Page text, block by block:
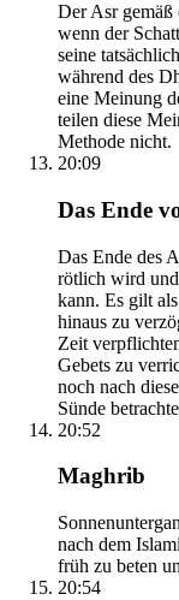
Der Asr
wenn der
seine
während des
eine Meinung
teilen diese
Methode nicht.
20:09
Das Ende
Das Ende des
rötlich wird
kann. Es gilt
hinaus zu
Zeit
Gebets zu
noch nach
Sünde
20:52
Maghrib
nach dem
früh zu beten
20:54